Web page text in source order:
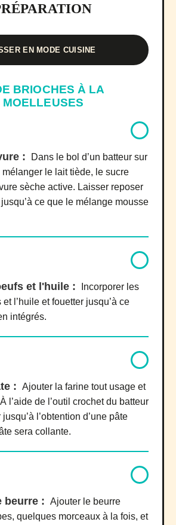
EN MODE CUISINE
BRIOCHES À LA
:
Dans le bol d’un batteur sur
le lait tiède, le sucre
sèche active. Laisser reposer
ce que le mélange mousse
et l'huile :
Incorporer les
l’huile et fouetter jusqu’à ce
intégrés.
: Ajouter la farine tout usage et
l’aide de l’outil crochet du batteur
l’obtention d’une pâte
sera collante.
beurre : Ajouter le beurre
quelques morceaux à la fois, et